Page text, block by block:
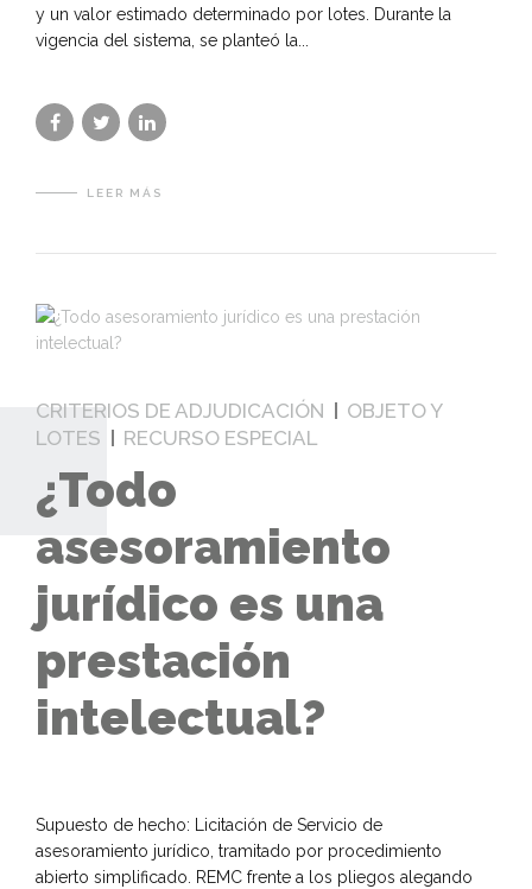
y un valor estimado determinado por lotes. Durante la
vigencia del sistema, se planteó la...
LEER MÁS
CRITERIOS DE ADJUDICACIÓN
OBJETO Y
LOTES
RECURSO ESPECIAL
¿Todo
asesoramiento
jurídico es una
prestación
intelectual?
Supuesto de hecho: Licitación de Servicio de
asesoramiento jurídico, tramitado por procedimiento
abierto simplificado. REMC frente a los pliegos alegando